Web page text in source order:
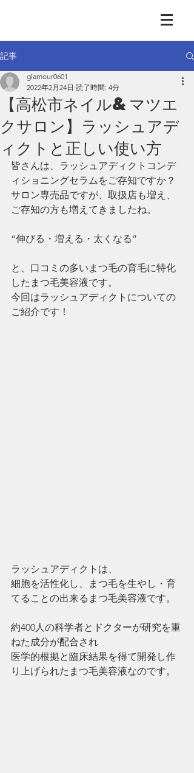
記事
【高松市ネイル&マツエ
クサロン】ラッシュアデ
ィクトと正しい使い方
glamour0601
2022年2月24日 読了時間: 4分
皆さんは、ラッシュアディクトコンデ
ィショニングセラムをご存知ですか？
サロン専売品ですが、取扱店も増え、
ご存知の方も増えてきましたね。
“伸びる・増える・太くなる”
と、口コミの多いまつ毛の育毛に特化
したまつ毛美容液です。
今回はラッシュアディクトについての
ご紹介です！
ラッシュアディクトは、
細胞を活性化し、まつ毛を生やし・育
てることの出来るまつ毛美容液です。
約400人の科学者とドクターが研究を重
ねた成分が配合され
医学的根拠と臨床結果を得て開発し作
り上げられたまつ毛美容液なのです。